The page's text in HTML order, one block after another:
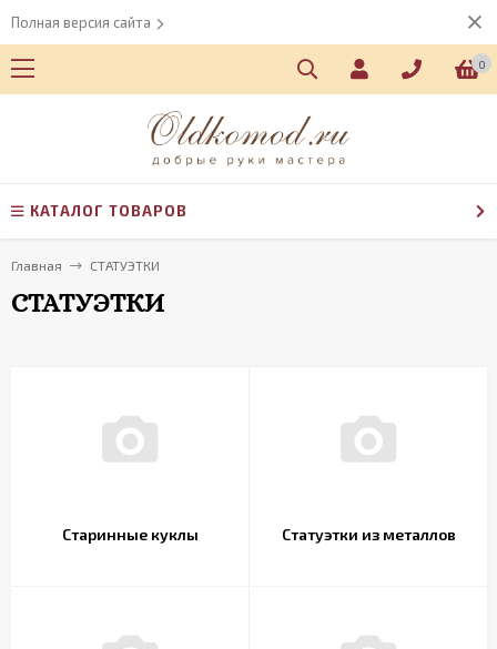
Полная версия сайта
0
КАТАЛОГ ТОВАРОВ
Главная СТАТУЭТКИ
СТАТУЭТКИ
Старинные куклы Статуэтки из металлов